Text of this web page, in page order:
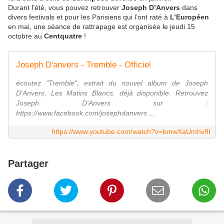
Durant l’été, vous pouvez retrouver Joseph D’Anvers dans
divers festivals et pour les Parisiens qui l’ont raté à L’Européen
en mai, une séance de rattrapage est organisée le jeudi 15
octobre au Centquatre !
Joseph D'anvers - Tremble - Officiel
écoutez "Tremble", extrait du nouvel album de Joseph
D'Anvers, Les Matins Blancs, déjà disponible. Retrouvez
Joseph D'Anvers sur :
https://www.facebook.com/josephdanvers ...
https://www.youtube.com/watch?v=bmwXaUmhv9I
Partager